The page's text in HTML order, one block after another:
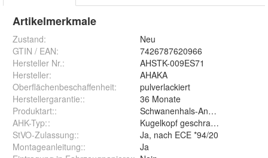
Artikelmerkmale
Zustand:
Neu
GTIN / EAN:
7426787620966
Hersteller Nr.:
AHSTK-009ES71
Hersteller:
AHAKA
Oberflächenbeschaffenheit:
pulverlackiert
Herstellergarantie::
36 Monate
Produktart::
Schwanenhals-Anhängerkupplun
AHK-Typ::
Kugelkopf geschraubt (starr)
StVO-Zulassung::
Ja, nach ECE *94/20
Montageanleitung::
Ja